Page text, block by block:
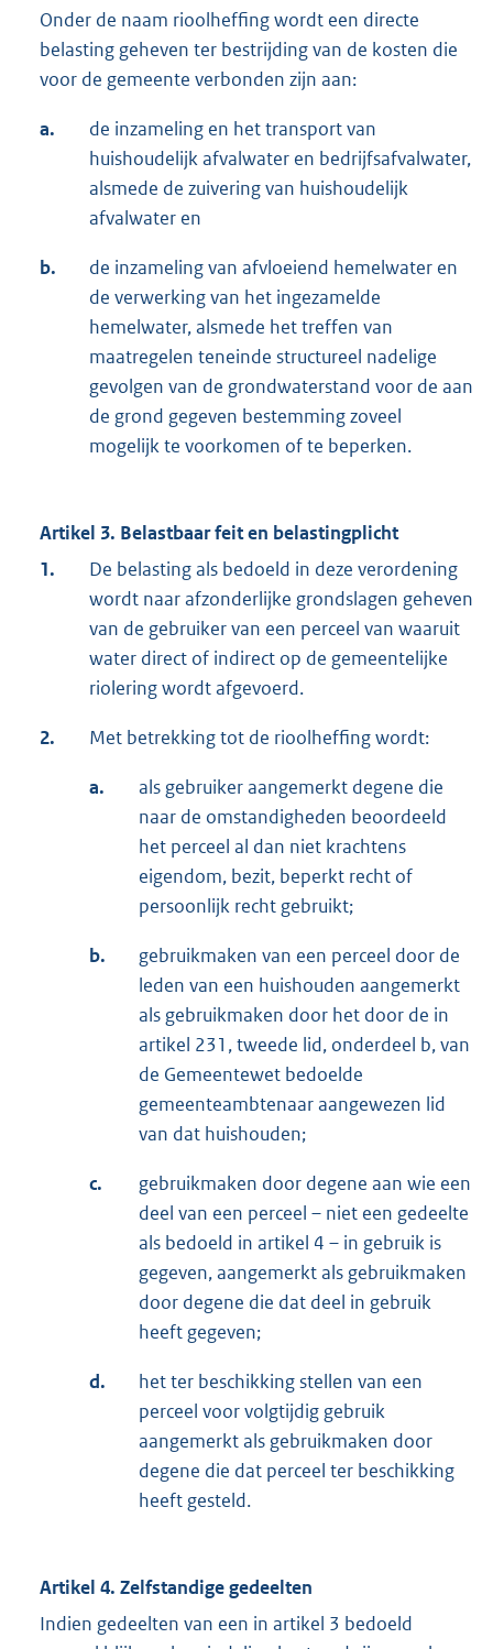
Onder de naam rioolheffing wordt een directe
belasting geheven ter bestrijding van de kosten die
voor de gemeente verbonden zijn aan:
a.
de inzameling en het transport van
huishoudelijk afvalwater en bedrijfsafvalwater,
alsmede de zuivering van huishoudelijk
afvalwater en
b.
de inzameling van afvloeiend hemelwater en
de verwerking van het ingezamelde
hemelwater, alsmede het treffen van
maatregelen teneinde structureel nadelige
gevolgen van de grondwaterstand voor de aan
de grond gegeven bestemming zoveel
mogelijk te voorkomen of te beperken.
Artikel 3. Belastbaar feit en belastingplicht
1.
De belasting als bedoeld in deze verordening
wordt naar afzonderlijke grondslagen geheven
van de gebruiker van een perceel van waaruit
water direct of indirect op de gemeentelijke
riolering wordt afgevoerd.
2. Met betrekking tot de rioolheffing wordt:
a.
als gebruiker aangemerkt degene die
naar de omstandigheden beoordeeld
het perceel al dan niet krachtens
eigendom, bezit, beperkt recht of
persoonlijk recht gebruikt;
b.
gebruikmaken van een perceel door de
leden van een huishouden aangemerkt
als gebruikmaken door het door de in
artikel 231, tweede lid, onderdeel b, van
de Gemeentewet bedoelde
gemeenteambtenaar aangewezen lid
van dat huishouden;
c.
gebruikmaken door degene aan wie een
deel van een perceel – niet een gedeelte
als bedoeld in artikel 4 – in gebruik is
gegeven, aangemerkt als gebruikmaken
door degene die dat deel in gebruik
heeft gegeven;
d.
het ter beschikking stellen van een
perceel voor volgtijdig gebruik
aangemerkt als gebruikmaken door
degene die dat perceel ter beschikking
heeft gesteld.
Artikel 4. Zelfstandige gedeelten
Indien gedeelten van een in artikel 3 bedoeld